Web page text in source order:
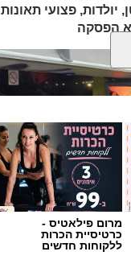
יולדות, פצועי תאונות
הפסקה
מרום פילאטיס -
כרטיסיית הכרות
ללקוחות חדשים